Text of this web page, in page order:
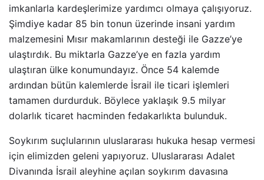
imkanlarla kardeşlerimize yardımcı olmaya çalışıyoruz.
Şimdiye kadar 85 bin tonun üzerinde insani yardım
malzemesini Mısır makamlarının desteği ile Gazze’ye
ulaştırdık. Bu miktarla Gazze’ye en fazla yardım
ulaştıran ülke konumundayız. Önce 54 kalemde
ardından bütün kalemlerde İsrail ile ticari işlemleri
tamamen durdurduk. Böylece yaklaşık 9.5 milyar
dolarlık ticaret hacminden fedakarlıkta bulunduk.
Soykırım suçlularının uluslararası hukuka hesap vermesi
için elimizden geleni yapıyoruz. Uluslararası Adalet
Divanında İsrail aleyhine açılan soykırım davasına